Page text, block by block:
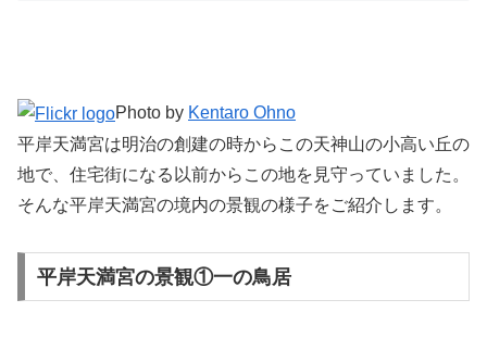
Photo by Kentaro Ohno
平岸天満宮は明治の創建の時からこの天神山の小高い丘の
地で、住宅街になる以前からこの地を見守っていました。
そんな平岸天満宮の境内の景観の様子をご紹介します。
平岸天満宮の景観①一の鳥居